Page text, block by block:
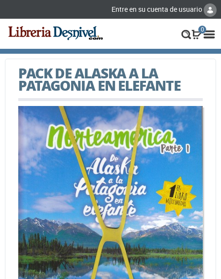
Entre en su cuenta de usuario
0
PACK DE ALASKA A LA
PATAGONIA EN ELEFANTE